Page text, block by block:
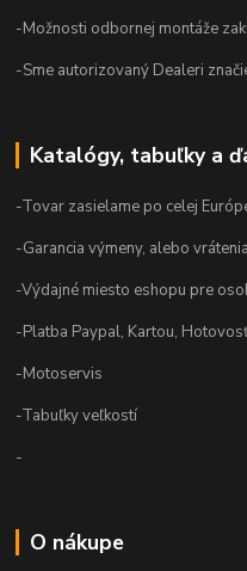
-Možnosti odbornej montáže
-Sme autorizovaný Dealeri
Katalógy, tabuľky a
-Tovar zasielame po celej
-Garancia výmeny, alebo
-Výdajné miesto eshopu pre
-Platba Paypal, Kartou,
-Motoservis
-Tabuľky veľkostí
-
O nákupe